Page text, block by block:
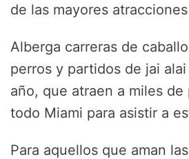
de las mayores
Alberga carreras de
perros y partidos de jai
año, que atraen a miles de
todo Miami para asistir a
Para aquellos que aman